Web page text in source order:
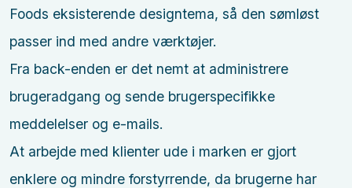
Foods eksisterende designtema, så den sømløst
passer ind med andre værktøjer.
Fra back-enden er det nemt at administrere
brugeradgang og sende brugerspecifikke
meddelelser og e-mails.
At arbejde med klienter ude i marken er gjort
enklere og mindre forstyrrende, da brugerne har